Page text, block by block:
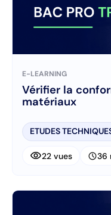
E-LEARNING
Vérifier la
matériaux
ETUDES
visibility22 vues schedule36